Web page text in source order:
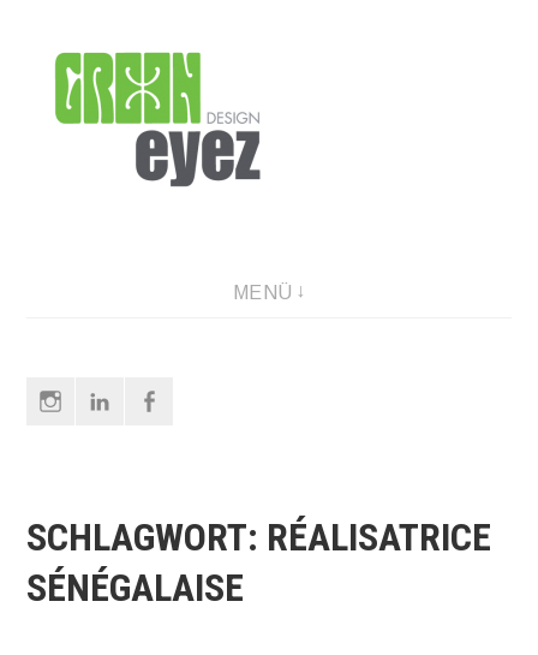
zum
Inhalt
graphic design & photography
MENÜ
InstagramLinkedIn
SCHLAGWORT: RÉALISATRICE
SÉNÉGALAISE